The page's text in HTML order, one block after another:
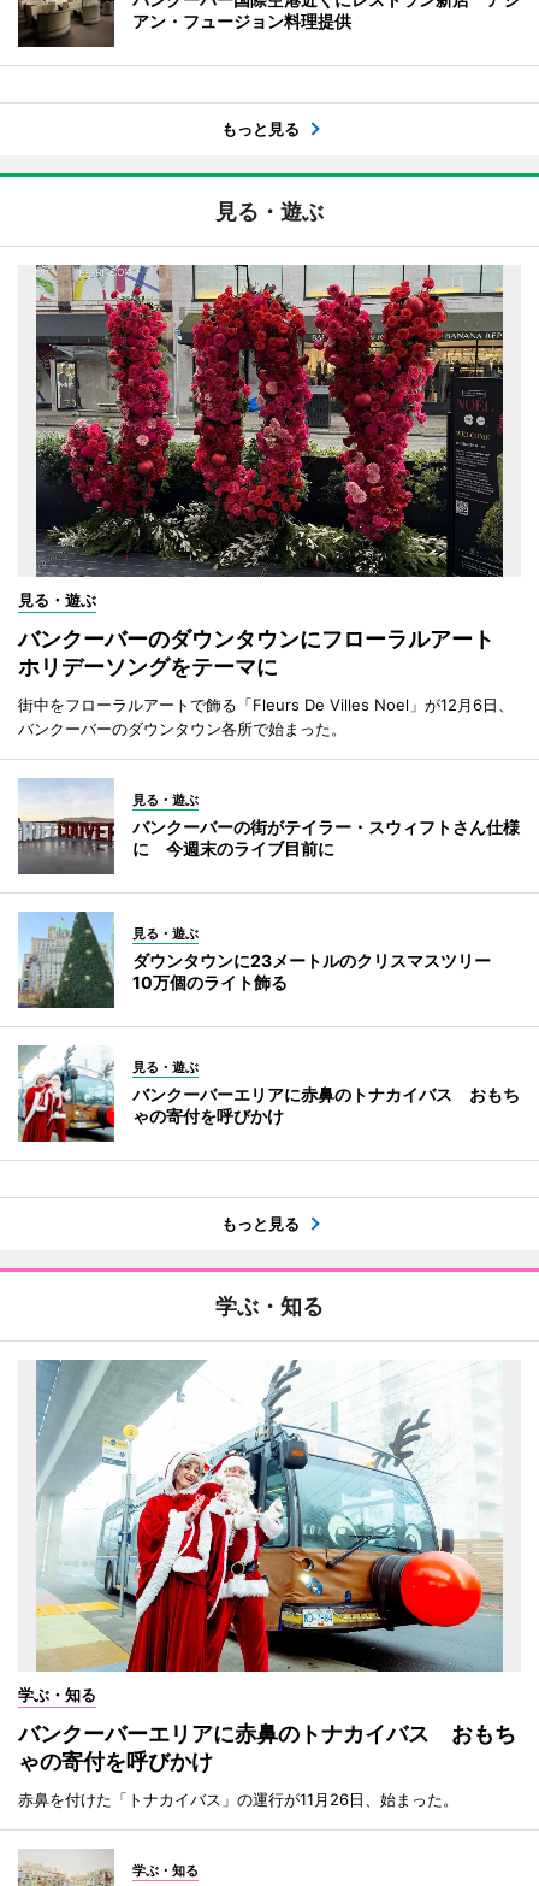
アン・フュージョン料理提供
もっと見る
見る・遊ぶ
見る・遊ぶ
バンクーバーのダウンタウンにフローラルアート
ホリデーソングをテーマに
街中をフローラルアートで飾る「Fleurs De Villes Noel」が12月6日、
バンクーバーのダウンタウン各所で始まった。
見る・遊ぶ
バンクーバーの街がテイラー・スウィフトさん仕様
に 今週末のライブ目前に
見る・遊ぶ
ダウンタウンに23メートルのクリスマスツリー
10万個のライト飾る
見る・遊ぶ
バンクーバーエリアに赤鼻のトナカイバス おもち
ゃの寄付を呼びかけ
もっと見る
学ぶ・知る
学ぶ・知る
バンクーバーエリアに赤鼻のトナカイバス おもち
ゃの寄付を呼びかけ
赤鼻を付けた「トナカイバス」の運行が11月26日、始まった。
学ぶ・知る